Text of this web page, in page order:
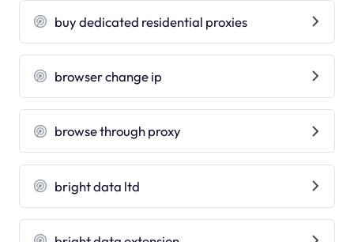
buy dedicated residential proxies
browser change ip
browse through proxy
bright data ltd